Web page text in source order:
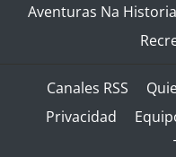
Aventuras Na Historia
Canales RSS
Privacidad